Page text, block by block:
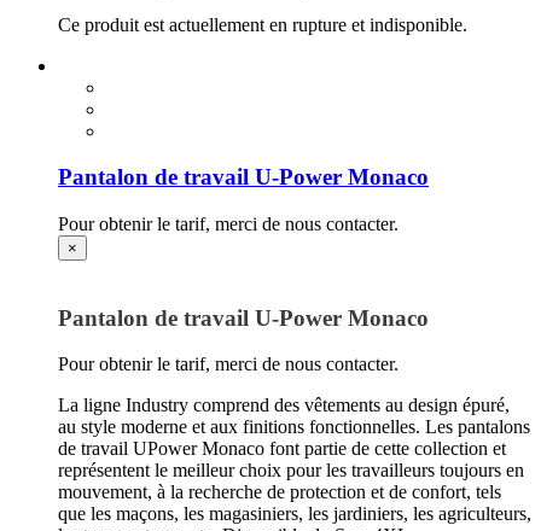
Ce produit est actuellement en rupture et indisponible.
Pantalon de travail U-Power Monaco
Pour obtenir le tarif, merci de nous contacter.
×
Pantalon de travail U-Power Monaco
Pour obtenir le tarif, merci de nous contacter.
La ligne Industry comprend des vêtements au design épuré,
au style moderne et aux finitions fonctionnelles. Les pantalons
de travail UPower Monaco font partie de cette collection et
représentent le meilleur choix pour les travailleurs toujours en
mouvement, à la recherche de protection et de confort, tels
que les maçons, les magasiniers, les jardiniers, les agriculteurs,